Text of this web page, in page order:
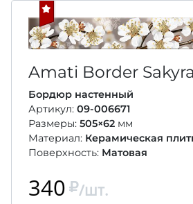
Amati Border Sakyra
Бордюр настенный
Артикул: 09-006671
Размеры: 505×62 мм
Материал: Керамическая
Поверхность: Матовая
340 /шт.